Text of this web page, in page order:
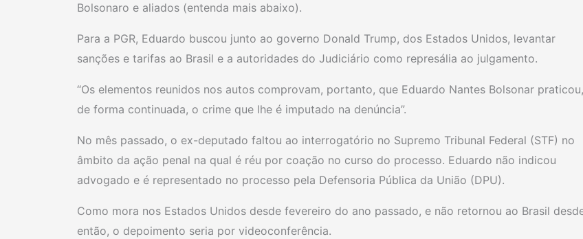
Bolsonaro e aliados (entenda mais abaixo).
Para a PGR, Eduardo buscou junto ao governo Donald Trump, dos Estados Unidos, levantar
sanções e tarifas ao Brasil e a autoridades do Judiciário como represália ao julgamento.
“Os elementos reunidos nos autos comprovam, portanto, que Eduardo Nantes Bolsonar praticou,
de forma continuada, o crime que lhe é imputado na denúncia”.
No mês passado, o ex-deputado faltou ao interrogatório no Supremo Tribunal Federal (STF) no
âmbito da ação penal na qual é réu por coação no curso do processo. Eduardo não indicou
advogado e é representado no processo pela Defensoria Pública da União (DPU).
Como mora nos Estados Unidos desde fevereiro do ano passado, e não retornou ao Brasil
então, o depoimento seria por videoconferência.